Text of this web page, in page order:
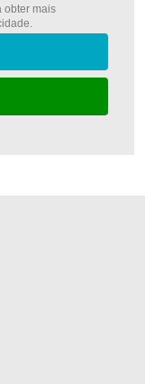
obter mais
.